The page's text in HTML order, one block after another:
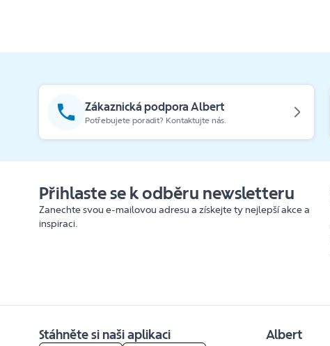
Zákaznická podpora Albert
Potřebujete poradit? Kontaktujte nás.
Přihlaste se k odběru newsletteru
Zanechte svou e-mailovou adresu a získejte ty nejlepší akce a
inspiraci.
Stáhněte si naši aplikaci Albert